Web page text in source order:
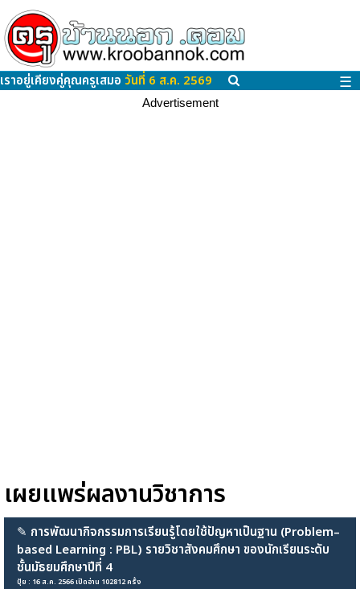
เราอยู่เคียงคู่คุณครูเสมอ วันที่ 6 ส.ค. 2569 ☰
Advertisement
เผยแพร่ผลงานวิชาการ
✎ การพัฒนากิจกรรมการเรียนรู้โดยใช้ปัญหาเป็นฐาน (Problem–
based Learning : PBL) รายวิชาสังคมศึกษา ของนักเรียนระดับ
ชั้นมัธยมศึกษาปีที่ 4
ปุ้ย : 16 ส.ค. 2566 เปิดอ่าน 102812 ครั้ง